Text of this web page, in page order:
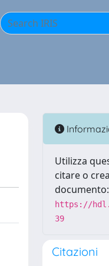
Utilizza
citare o
documento:
https://
39
Citazioni